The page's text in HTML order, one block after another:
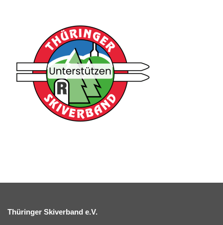
Thüringer Skiverband e.V.